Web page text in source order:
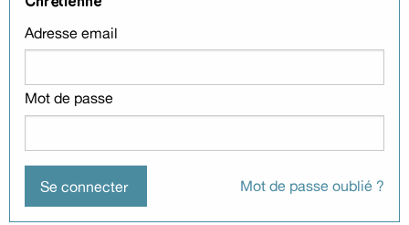
Adresse email
Mot de passe
Mot de passe oublié ?